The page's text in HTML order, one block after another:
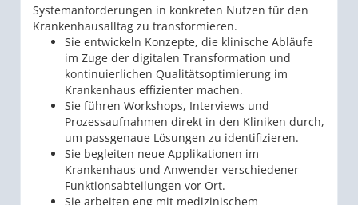
Systemanforderungen in konkreten Nutzen für den
Krankenhausalltag zu transformieren.
Sie entwickeln Konzepte, die klinische Abläufe
im Zuge der digitalen Transformation und
kontinuierlichen Qualitätsoptimierung im
Krankenhaus effizienter machen.
Sie führen Workshops, Interviews und
Prozessaufnahmen direkt in den Kliniken durch,
um passgenaue Lösungen zu identifizieren.
Sie begleiten neue Applikationen im
Krankenhaus und Anwender verschiedener
Funktionsabteilungen vor Ort.
Sie arbeiten eng mit medizinischem